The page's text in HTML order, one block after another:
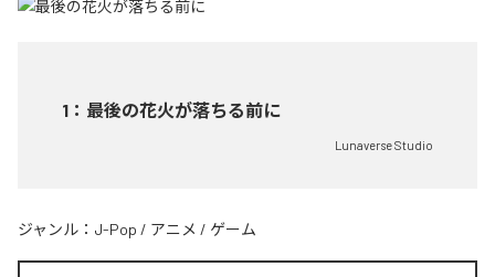
1 ： 最後の花火が落ちる前に
Lunaverse Studio
ジャンル： J-Pop / アニメ / ゲーム